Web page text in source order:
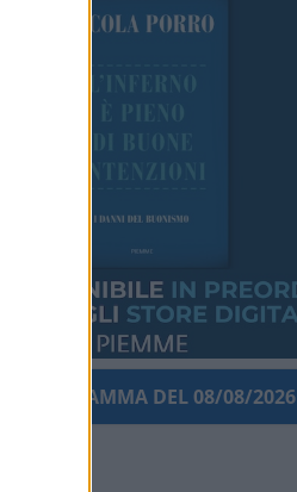
PORROGRAMMA DEL 08/08/2026